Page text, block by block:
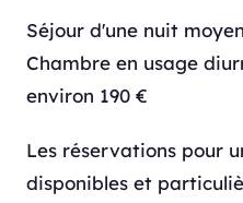
Séjour d'une nuit
Chambre en usage
environ 190 €
Les réservations pour
disponibles et